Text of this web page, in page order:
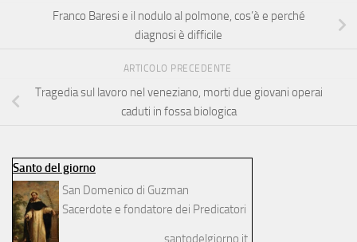
Franco Baresi e il nodulo al polmone, cos’è e perché
diagnosi è difficile
ARTICOLO PRECEDENTE
Tragedia sul lavoro nel veneziano, morti due giovani operai
caduti in fossa biologica
Santo del giorno
San Domenico di Guzman
Sacerdote e fondatore dei Predicatori
santodelgiorno.it